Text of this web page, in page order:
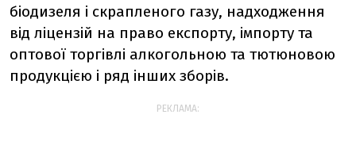
біодизеля і скрапленого газу, надходження
від ліцензій на право експорту, імпорту та
оптової торгівлі алкогольною та тютюновою
продукцією і ряд інших зборів.
РЕКЛАМА: